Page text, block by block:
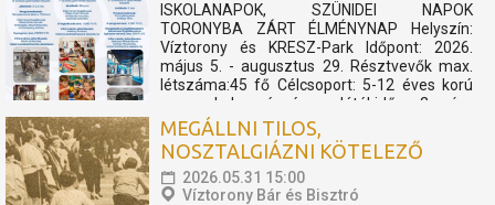
ISKOLANAPOK, SZÜNIDEI NAPOK
TORONYBA ZÁRT ÉLMÉNYNAP Helyszín:
Víztorony és KRESZ-Park Időpont: 2026.
május 5. - augusztus 29. Résztvevők max.
létszáma:45 fő Célcsoport: 5-12 éves korú
gyermekek részére Játékidő: 2 óra
Programelemek: Toronylátogatás és KRESZ
Park A program keretében a csoportok
részére...
MEGÁLLNI TILOS,
NOSZTALGIÁZNI KÖTELEZŐ
2026.05.31 15:00
Víztorony Bár és Bisztró